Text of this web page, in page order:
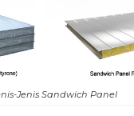
Jenis Sandwich Panel